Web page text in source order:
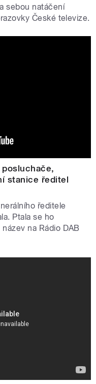
sebou natáčení
České televize.
posluchače,
stanice ředitel
ředitele
Ptala se ho
na Rádio DAB